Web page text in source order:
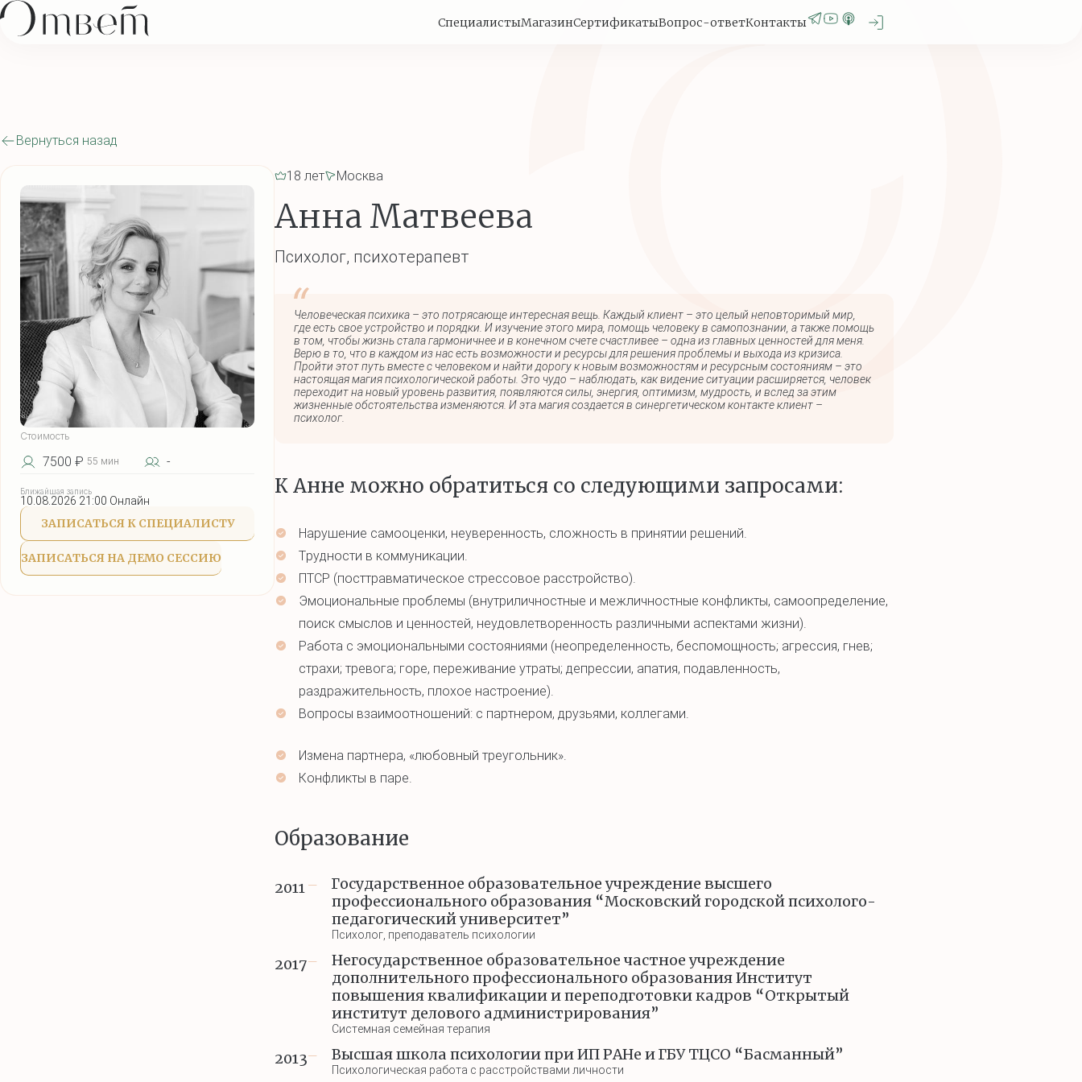
СпециалистыМагазинСертификатыВопрос-ответКонтакты
Вернуться назад
Стоимость
7500 ₽ 55 мин -
Ближайшая запись
10.08.2026 21:00 Онлайн
ЗАПИСАТЬСЯ К СПЕЦИАЛИСТУ
ЗАПИСАТЬСЯ НА ДЕМО СЕССИЮ
18 лет Москва
Анна Матвеева
Психолог, психотерапевт
Человеческая психика – это потрясающе интересная вещь. Каждый клиент – это целый неповторимый мир,
где есть свое устройство и порядки. И изучение этого мира, помощь человеку в самопознании, а также помощь
в том, чтобы жизнь стала гармоничнее и в конечном счете счастливее – одна из главных ценностей для меня.
Верю в то, что в каждом из нас есть возможности и ресурсы для решения проблемы и выхода из кризиса.
Пройти этот путь вместе с человеком и найти дорогу к новым возможностям и ресурсным состояниям – это
настоящая магия психологической работы. Это чудо – наблюдать, как видение ситуации расширяется, человек
переходит на новый уровень развития, появляются силы, энергия, оптимизм, мудрость, и вслед за этим
жизненные обстоятельства изменяются. И эта магия создается в синергетическом контакте клиент –
психолог.
К Анне можно обратиться со следующими запросами:
Нарушение самооценки, неуверенность, сложность в принятии решений.
Трудности в коммуникации.
ПТСР (посттравматическое стрессовое расстройство).
Эмоциональные проблемы (внутриличностные и межличностные конфликты, самоопределение,
поиск смыслов и ценностей, неудовлетворенность различными аспектами жизни).
Работа с эмоциональными состояниями (неопределенность, беспомощность; агрессия, гнев;
страхи; тревога; горе, переживание утраты; депрессии, апатия, подавленность,
раздражительность, плохое настроение).
Вопросы взаимоотношений: с партнером, друзьями, коллегами.
Измена партнера, «любовный треугольник».
Конфликты в паре.
Образование
2011 —
Государственное образовательное учреждение высшего
профессионального образования “Московский городской психолого-
педагогический университет”
Психолог, преподаватель психологии
2017—
Негосударственное образовательное частное учреждение
дополнительного профессионального образования Институт
повышения квалификации и переподготовки кадров “Открытый
институт делового администрирования”
Системная семейная терапия
2013— Высшая школа психологии при ИП РАНе и ГБУ ТЦСО “Басманный”
Психологическая работа с расстройствами личности